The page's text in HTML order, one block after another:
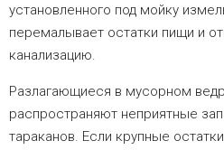
установленного под мойку
перемалывает остатки пищи и
канализацию.
Разлагающиеся в мусорном
распространяют неприятные
тараканов. Если крупные